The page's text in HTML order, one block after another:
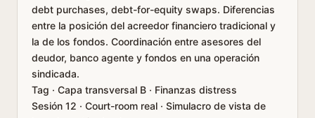
debt purchases, debt-for-equity swaps. Diferencias
entre la posición del acreedor financiero tradicional y
la de los fondos. Coordinación entre asesores del
deudor, banco agente y fondos en una operación
sindicada.
Tag · Capa transversal B · Finanzas distress
Sesión 12 · Court-room real · Simulacro de vista de